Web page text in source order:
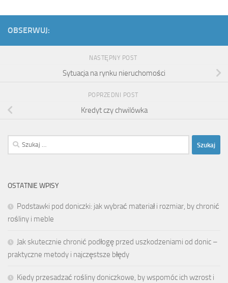
OBSERWUJ:
NASTĘPNY POST
Sytuacja na rynku nieruchomości
POPRZEDNI POST
Kredyt czy chwilówka
Szukaj:
OSTATNIE WPISY
Podstawki pod doniczki: jak wybrać materiał i rozmiar, by chronić
rośliny i meble
Jak skutecznie chronić podłogę przed uszkodzeniami od donic –
praktyczne metody i najczęstsze błędy
Kiedy przesadzać rośliny doniczkowe, by wspomóc ich wzrost i